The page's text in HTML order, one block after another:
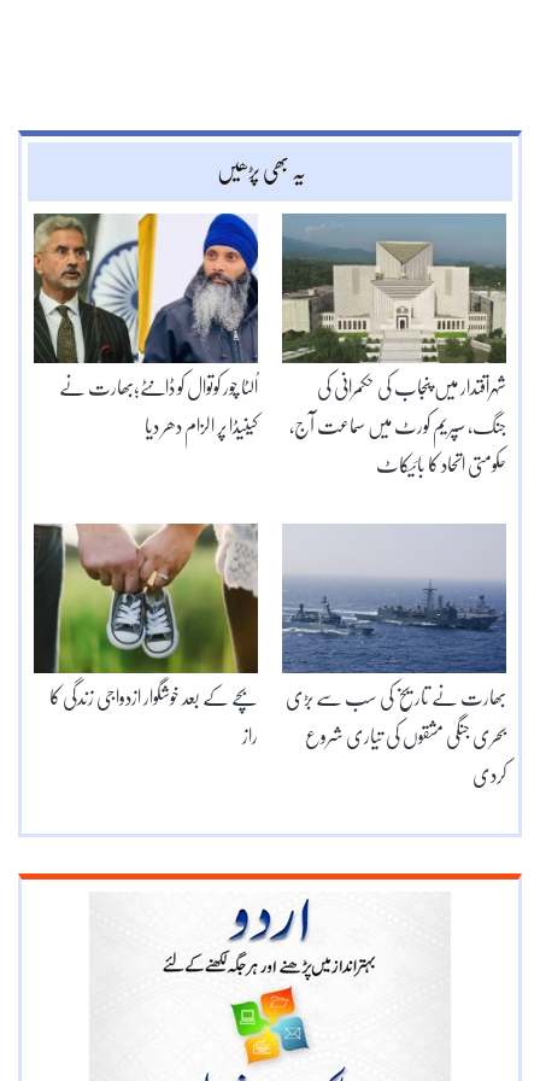
یہ بھی پڑھیں
اُلٹا چور کوتوال کو ڈانٹے؛بھارت نے
کینیڈا پر الزام دھر دیا
شہراقتدار میں پنجاب کی حکمرانی کی
جنگ، سپریم کورٹ میں سماعت آج،
حکومتی اتحاد کا بائیکاٹ
بچے کے بعد خوشگوار ازدواجی زندگی کا
راز
بھارت نے تاریخ کی سب سے بڑی
بحری جنگی مشقوں کی تیاری شروع
کردی